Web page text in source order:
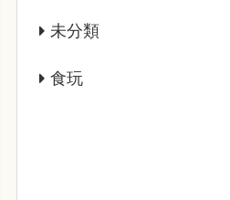
未分類
食玩